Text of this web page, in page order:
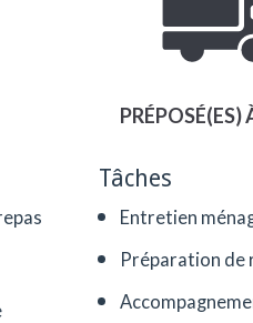
Tâches
Entretien
Préparation de